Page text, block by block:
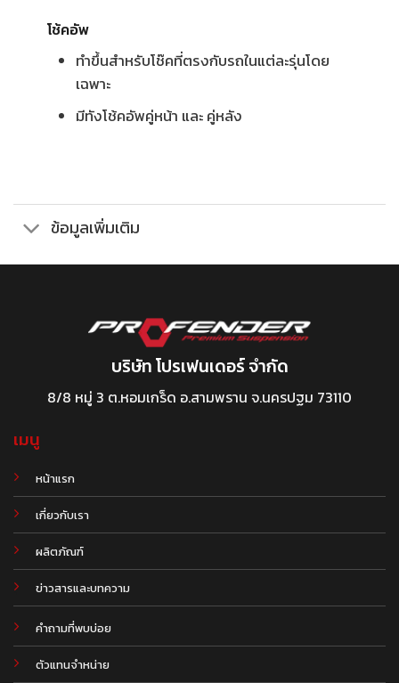
โช้คอัพ
ทำขึ้นสำหรับโช๊คที่ตรงกับรถในแต่ละรุ่นโดย
เฉพาะ
มีทังโช้คอัพคู่หน้า และ คู่หลัง
ข้อมูลเพิ่มเติม
บริษัท โปรเฟนเดอร์ จำกัด
8/8 หมู่ 3 ต.หอมเกร็ด อ.สามพราน จ.นครปฐม 73110
เมนู
หน้าแรก
เกี่ยวกับเรา
ผลิตภัณฑ์
ข่าวสารและบทความ
.
คำถามที่พบบ่อย
ตัวแทนจำหน่าย